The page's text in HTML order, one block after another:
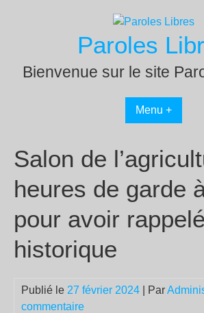
Paroles
Bienvenue sur le site
Menu +
Salon de
heures de garde
pour avoir
historique
Publié le 27 février 2024 | Par
commentaire